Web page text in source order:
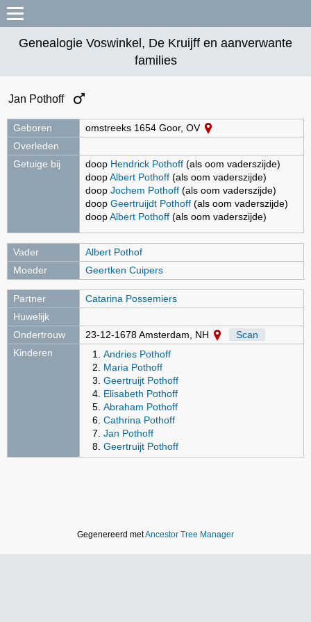
Genealogie Voswinkel, De Kruijff en aanverwante
families
Jan Pothoff
Geboren
omstreeks 1654 Goor, OV
Overleden
Getuige bij
doop Hendrick Pothoff (als oom vaderszijde)
doopAlbert Pothoff (als oom vaderszijde)
doop Jochem Pothoff (als oom vaderszijde)
doop Geertruijdt Pothoff (als oom vaderszijde)
doopAlbert Pothoff (als oom vaderszijde)
Vader
Albert Pothof
Moeder
Geertken Cuipers
Partner
Catarina Possemiers
Huwelijk
Ondertrouw
23-12-1678 Amsterdam, NH
Scan
Kinderen
Andries Pothoff
Maria Pothoff
Geertruijt Pothoff
Elisabeth Pothoff
Abraham Pothoff
Cathrina Pothoff
Jan Pothoff
Geertruijt Pothoff
Gegenereerd metAncestor Tree Manager